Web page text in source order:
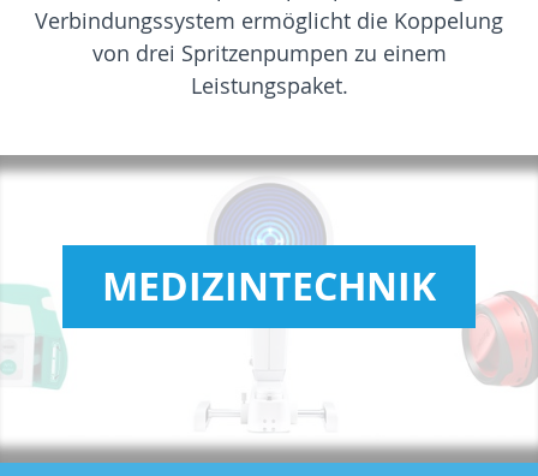
Verbindungssystem ermöglicht die Koppelung
von drei Spritzenpumpen zu einem
Leistungspaket.
MEDIZINTECHNIK